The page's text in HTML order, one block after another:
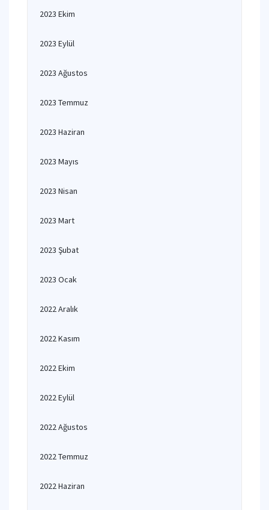
2023 Ekim
2023 Eylül
2023 Ağustos
2023 Temmuz
2023 Haziran
2023 Mayıs
2023 Nisan
2023 Mart
2023 Şubat
2023 Ocak
2022 Aralık
2022 Kasım
2022 Ekim
2022 Eylül
2022 Ağustos
2022 Temmuz
2022 Haziran